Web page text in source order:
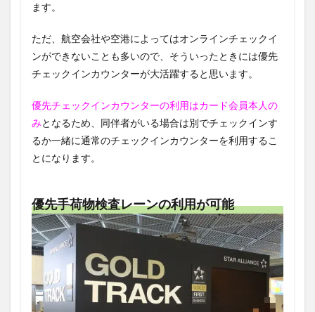
ます。
ただ、航空会社や空港によってはオンラインチェックイ
ンができないことも多いので、そういったときには優先
チェックインカウンターが大活躍すると思います。
優先チェックインカウンターの利用はカード会員本人の
みとなるため、同伴者がいる場合は別でチェックインす
るか一緒に通常のチェックインカウンターを利用するこ
とになります。
優先手荷物検査レーンの利用が可能